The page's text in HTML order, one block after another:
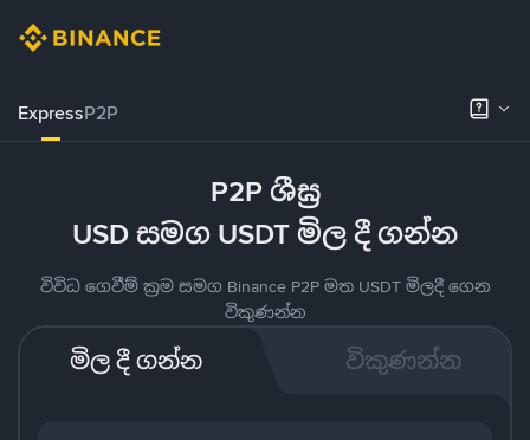
ExpressP2P
P2P ශීඝ්‍ර
USD සමග USDT මිල දී ගන්න
විවිධ ගෙවීම් ක්‍රම සමග Binance P2P මත USDT මිලදී ගෙන
විකුණන්න
මිල දී ගන්න විකුණන්න